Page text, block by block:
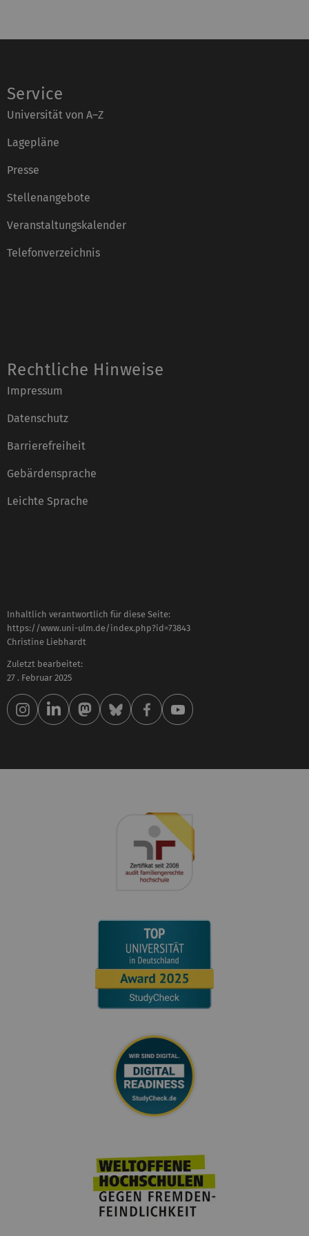
Service
Universität von A–Z
Lagepläne
Presse
Stellenangebote
Veranstaltungskalender
Telefonverzeichnis
Rechtliche Hinweise
Impressum
Datenschutz
Barrierefreiheit
Gebärdensprache
Leichte Sprache
Inhaltlich verantwortlich für diese Seite:
https://www.uni-ulm.de/index.php?id=73843
Christine Liebhardt
Zuletzt bearbeitet:
27 . Februar 2025